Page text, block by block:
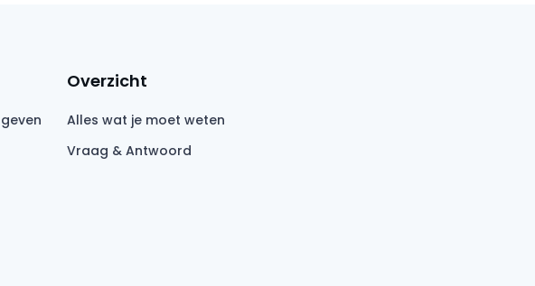
Overzicht
Alles wat je moet weten
Vraag & Antwoord